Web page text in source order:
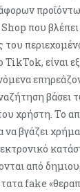
που
του
TikTok, είναι
βάσει
χρήστη. Το
να βγάζει
από
fake